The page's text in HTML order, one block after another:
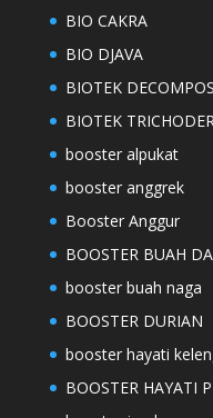
BIO CAKRA
BIO DJAVA
BIOTEK
BIOTEK
booster alpukat
booster anggrek
Booster Anggur
BOOSTER BUAH
booster buah naga
BOOSTER DURIAN
booster hayati
BOOSTER HAYATI